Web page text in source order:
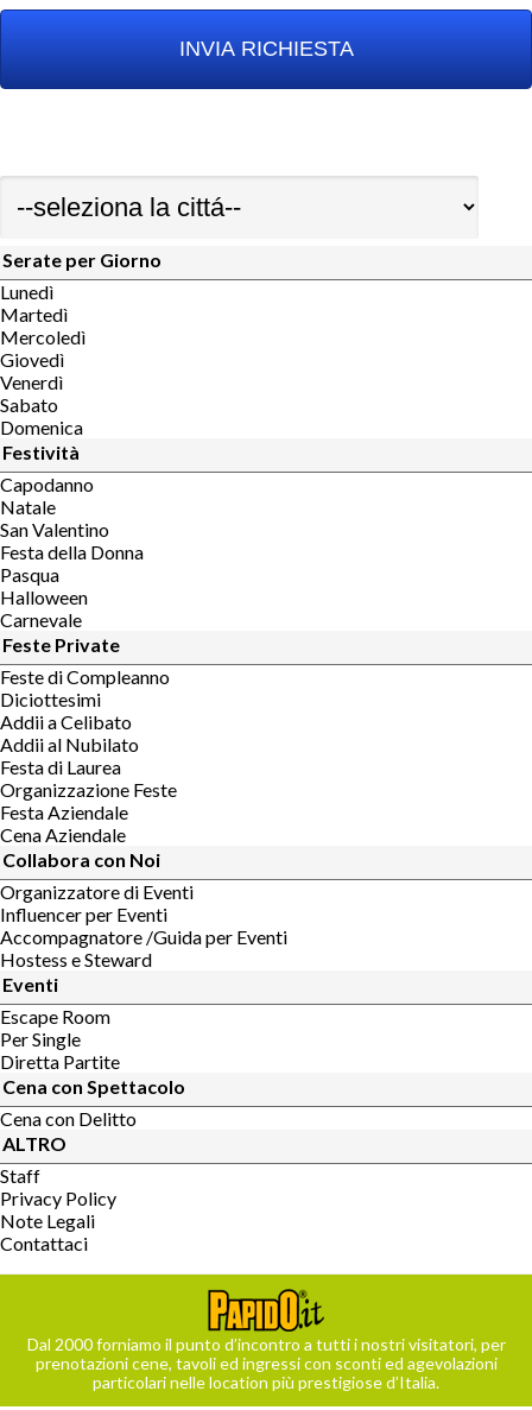
Serate per Giorno
Lunedì
Martedì
Mercoledì
Giovedì
Venerdì
Sabato
Domenica
Festività
Capodanno
Natale
San Valentino
Festa della Donna
Pasqua
Halloween
Carnevale
Feste Private
Feste di Compleanno
Diciottesimi
Addii a Celibato
Addii al Nubilato
Festa di Laurea
Organizzazione Feste
Festa Aziendale
Cena Aziendale
Collabora con Noi
Organizzatore di Eventi
Influencer per Eventi
Accompagnatore /Guida per Eventi
Hostess e Steward
Eventi
Escape Room
Per Single
Diretta Partite
Cena con Spettacolo
Cena con Delitto
ALTRO
Staff
Privacy Policy
Note Legali
Contattaci
Dal 2000 forniamo il punto d’incontro a tutti i nostri visitatori, per
prenotazioni cene, tavoli ed ingressi con sconti ed agevolazioni
particolari nelle location più prestigiose d’Italia.